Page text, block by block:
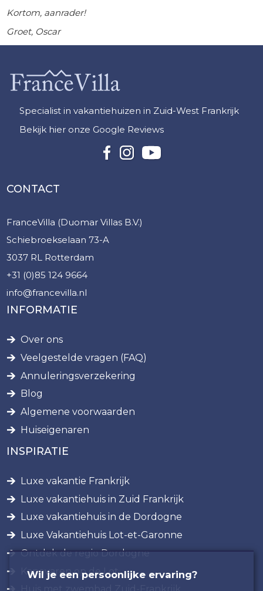
Kortom, aanrader!
Groet, Oscar
Specialist in vakantiehuizen in Zuid-West Frankrijk
Bekijk hier onze Google Reviews
CONTACT
FranceVilla (Duomar Villas B.V.)
Schiebroekselaan 73-A
3037 RL Rotterdam
+31 (0)85 124 9664
info@francevilla.nl
INFORMATIE
Over ons
Veelgestelde vragen (FAQ)
Annuleringsverzekering
Blog
Algemene voorwaarden
Huiseigenaren
INSPIRATIE
Luxe vakantie Frankrijk
Luxe vakantiehuis in Zuid Frankrijk
Luxe vakantiehuis in de Dordogne
Luxe Vakantiehuis Lot-et-Garonne
Ontdek de regio Dordogne
Kanovaren op de Lot
Wil je een persoonlijke ervaring?